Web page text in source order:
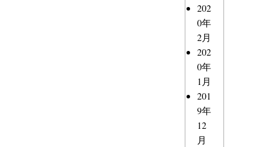
202
0年
2月
202
0年
1月
201
9年
12
月